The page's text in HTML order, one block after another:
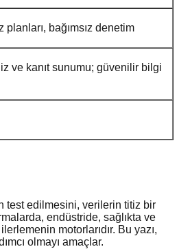
bağımsız denetim
ve kanıt sunumu; güvenilir bilgi
test edilmesini, verilerin titiz bir
endüstride, sağlıkta ve
motorlarıdır. Bu yazı,
olmayı amaçlar.